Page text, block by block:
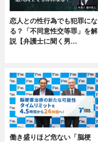
恋人との性行為でも犯罪にな
る？「不同意性交等罪」を解
説【弁護士に聞く男…
働き盛りほど危ない「脳梗